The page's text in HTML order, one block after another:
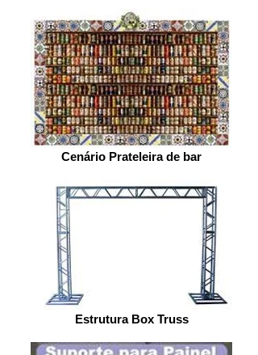
Cenário Prateleira de bar
Estrutura Box Truss